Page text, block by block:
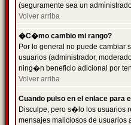
(seguramente sea un
Volver arriba
�C�mo cambio mi rango?
Por lo general no puede cambiar
usuarios (administrador,
ning�n beneficio adicional por
Volver arriba
Cuando pulso en el enlace para
Disculpe, pero s�lo los usuarios
mensajes maliciosos de usuarios